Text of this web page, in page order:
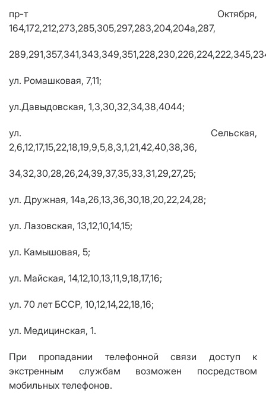
пр-т Октября,
164,172,212,273,285,305,297,283,204,204а,287,
ул. Ромашковая, 7,11;
ул.Давыдовская, 1,3,30,32,34,38,4044;
ул. Сельская,
2,6,12,17,15,22,18,19,9,5,8,3,1,21,42,40,38,36,
34,32,30,28,26,24,39,37,35,33,31,29,27,25;
ул. Дружная, 14а,26,13,36,30,18,20,22,24,28;
ул. Лазовская, 13,12,10,14,15;
ул. Камышовая, 5;
ул. Майская, 14,12,10,13,11,9,18,17,16;
ул. 70 лет БССР, 10,12,14,22,18,16;
ул. Медицинская, 1.
При пропадании телефонной связи доступ к
экстренным службам возможен посредством
мобильных телефонов.